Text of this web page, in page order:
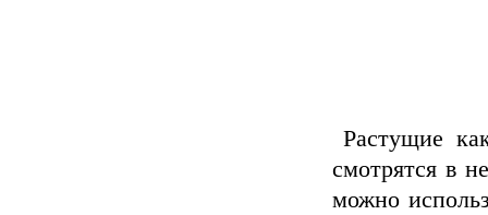
Растущие
смотрятся в
можно